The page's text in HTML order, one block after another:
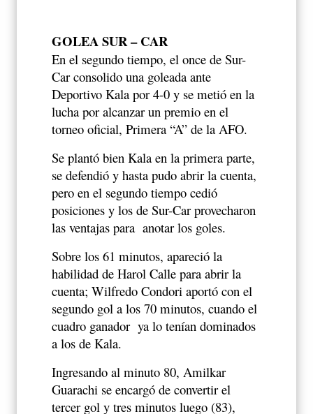
GOLEA SUR – CAR
En el segundo tiempo, el once de Sur-
Car consolido una goleada ante
Deportivo Kala por 4-0 y se metió en la
lucha por alcanzar un premio en el
torneo oficial, Primera “A” de la AFO.
Se plantó bien Kala en la primera parte,
se defendió y hasta pudo abrir la cuenta,
pero en el segundo tiempo cedió
posiciones y los de Sur-Car provecharon
las ventajas para anotar los goles.
Sobre los 61 minutos, apareció la
habilidad de Harol Calle para abrir la
cuenta; Wilfredo Condori aportó con el
segundo gol a los 70 minutos, cuando el
cuadro ganador ya lo tenían dominados
a los de Kala.
Ingresando al minuto 80, Amilkar
Guarachi se encargó de convertir el
tercer gol y tres minutos luego (83),